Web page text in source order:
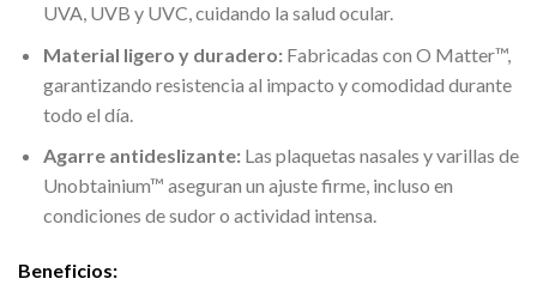
UVA, UVB y UVC, cuidando la salud ocular.
Material ligero y duradero:Fabricadas con O Matter™,
garantizando resistencia al impacto y comodidad durante
todo el día.
Agarre antideslizante:Las plaquetas nasales y varillas de
Unobtainium™ aseguran un ajuste firme, incluso en
condiciones de sudor o actividad intensa.
Beneficios: